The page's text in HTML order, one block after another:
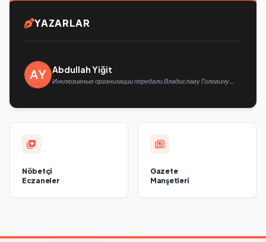
YAZARLAR
Abdullah Yiğit
Инклюзивные организации передали Владиславу Головину
Nöbetçi
Eczaneler
Gazete
Manşetleri